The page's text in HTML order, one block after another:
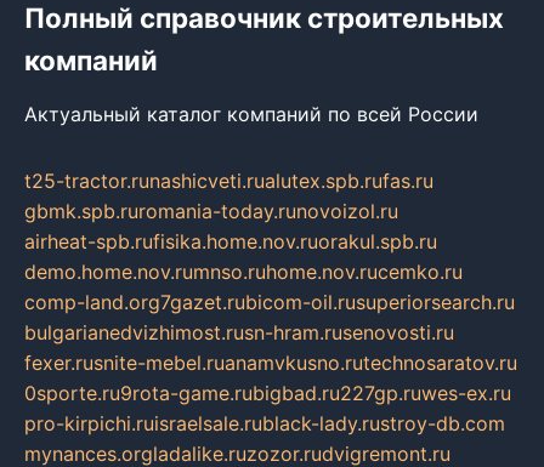
Полный справочник строительных
компаний
Актуальный каталог компаний по всей России
t25-tractor.runashicveti.rualutex.spb.rufas.ru
gbmk.spb.ruromania-today.runovoizol.ru
airheat-spb.rufisika.home.nov.ruorakul.spb.ru
demo.home.nov.rumnso.ruhome.nov.rucemko.ru
comp-land.org7gazet.rubicom-oil.rusuperiorsearch.ru
bulgarianedvizhimost.rusn-hram.rusenovosti.ru
fexer.rusnite-mebel.ruanamvkusno.rutechnosaratov.ru
0sporte.ru9rota-game.rubigbad.ru227gp.ruwes-ex.ru
pro-kirpichi.ruisraelsale.rublack-lady.rustroy-db.com
mynances.orgladalike.ruzozor.rudvigremont.ru